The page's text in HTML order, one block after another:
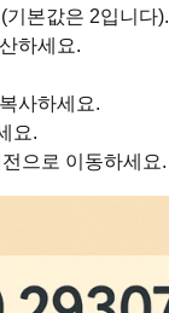
본값은 2입니다).
하세요.
사하세요.
요.
으로 이동하세요.